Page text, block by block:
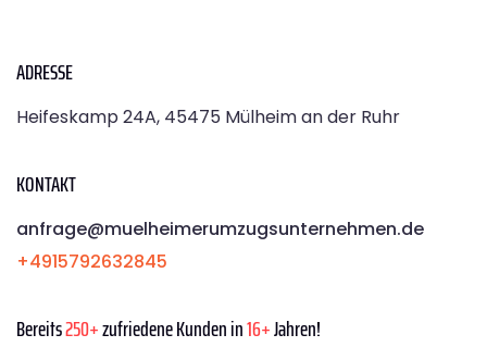
ADRESSE
Heifeskamp 24A, 45475 Mülheim an der Ruhr
KONTAKT
anfrage@muelheimerumzugsunternehmen.de
+4915792632845
Bereits250+zufriedene Kunden in16+Jahren!